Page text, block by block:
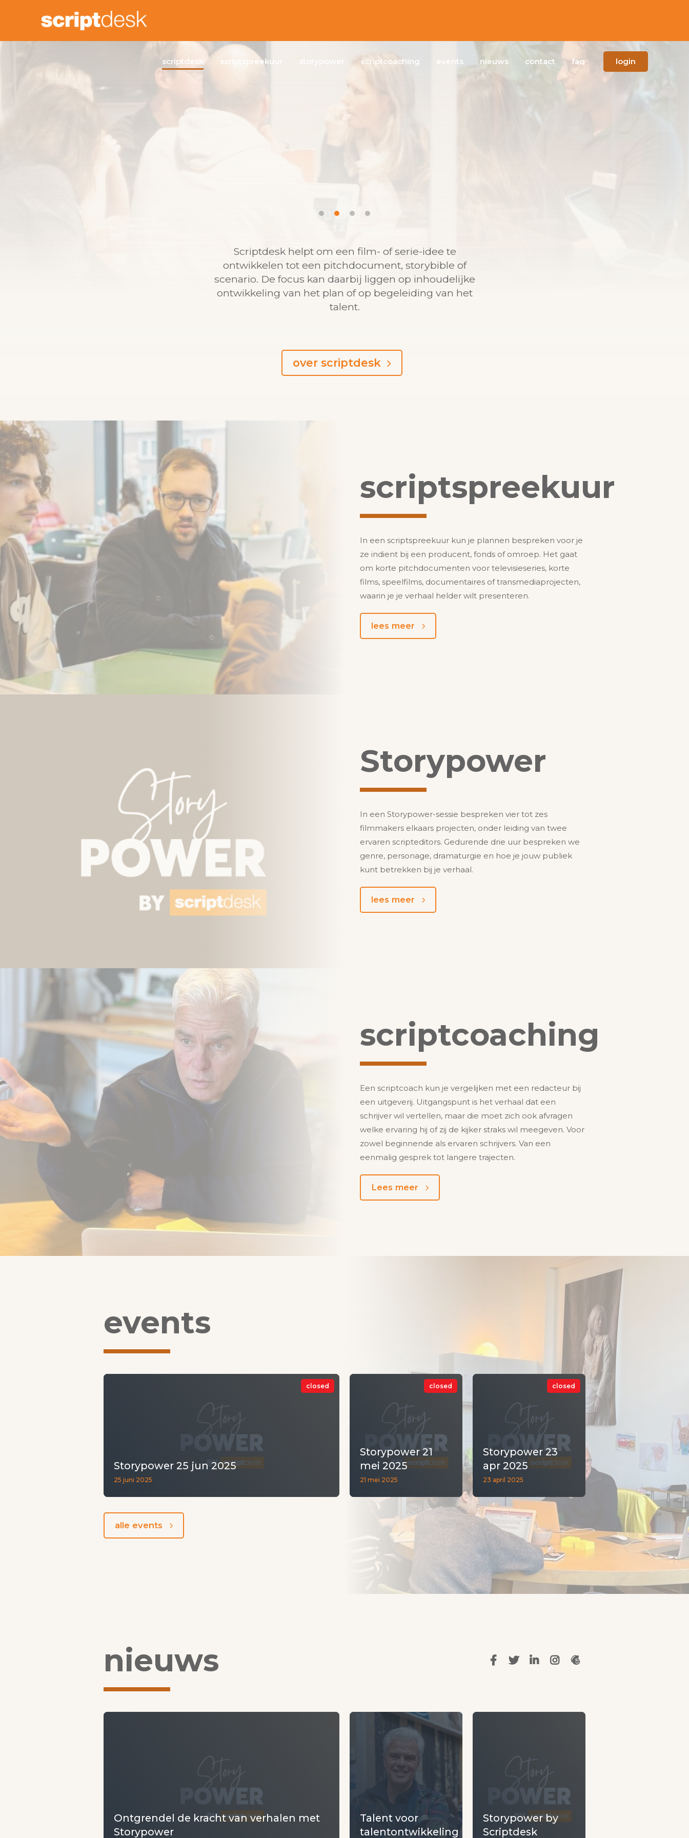
scriptdesk scriptspreekuur storypower scriptcoaching events nieuws contact faq login
Scriptdesk helpt om een film- of serie-idee te
ontwikkelen tot een pitchdocument, storybible of
scenario. De focus kan daarbij liggen op inhoudelijke
ontwikkeling van het plan of op begeleiding van het
talent.
over scriptdesk
scriptspreekuur
In een scriptspreekuur kun je plannen bespreken voor je
ze indient bij een producent, fonds of omroep. Het gaat
om korte pitchdocumenten voor televisieseries, korte
films, speelfilms, documentaires of transmediaprojecten,
waarin je je verhaal helder wilt presenteren.
lees meer
Storypower
In een Storypower-sessie bespreken vier tot zes
filmmakers elkaars projecten, onder leiding van twee
ervaren scripteditors. Gedurende drie uur bespreken we
genre, personage, dramaturgie en hoe je jouw publiek
kunt betrekken bij je verhaal.
lees meer
scriptcoaching
Een scriptcoach kun je vergelijken met een redacteur bij
een uitgeverij. Uitgangspunt is het verhaal dat een
schrijver wil vertellen, maar die moet zich ook afvragen
welke ervaring hij of zij de kijker straks wil meegeven. Voor
zowel beginnende als ervaren schrijvers. Van een
eenmalig gesprek tot langere trajecten.
Lees meer
events
closed
Storypower 25 jun 2025
25 juni 2025
closed
Storypower 21
mei 2025
21 mei 2025
closed
Storypower 23
apr 2025
23 april 2025
alle events
nieuws
Ontgrendel de kracht van verhalen met
Storypower
Talent voor
talentontwikkeling
Storypower by
Scriptdesk